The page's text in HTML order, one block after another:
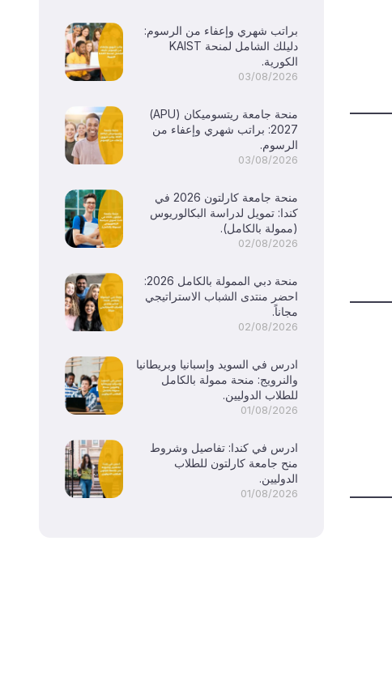
براتب شهري وإعفاء من الرسوم:
دليلك الشامل لمنحة KAIST
الكورية.
03/08/2026
منحة جامعة ريتسوميكان (APU)
2027: براتب شهري وإعفاء من
الرسوم.
03/08/2026
منحة جامعة كارلتون 2026 في
كندا: تمويل لدراسة البكالوريوس
(ممولة بالكامل).
02/08/2026
منحة دبي الممولة بالكامل 2026:
احضر منتدى الشباب الاستراتيجي
مجاناً.
02/08/2026
ادرس في السويد وإسبانيا وبريطانيا
والنرويج: منحة ممولة بالكامل
للطلاب الدوليين.
01/08/2026
ادرس في كندا: تفاصيل وشروط
منح جامعة كارلتون للطلاب
الدوليين.
01/08/2026